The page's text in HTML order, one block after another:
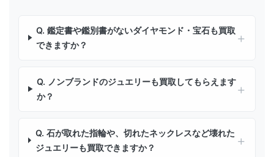
Q. 鑑定書や鑑別書がないダイヤモンド・宝石も買取
できますか？
Q. ノンブランドのジュエリーも買取してもらえます
か？
Q. 石が取れた指輪や、切れたネックレスなど壊れた
ジュエリーも買取できますか？